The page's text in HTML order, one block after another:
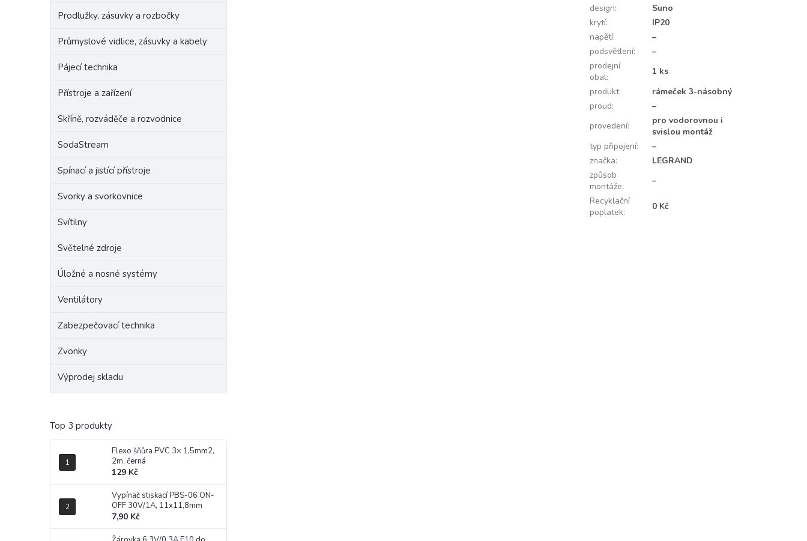
Prodlužky, zásuvky a rozbočky
Průmyslové vidlice, zásuvky a kabely
Pájecí technika
Přístroje a zařízení
Skříně, rozváděče a rozvodnice
SodaStream
Spínací a jistící přístroje
Svorky a svorkovnice
Svítilny
Světelné zdroje
Úložné a nosné systémy
Ventilátory
Zabezpečovací technika
Zvonky
Výprodej skladu
Top 3 produkty
Flexo šňůra PVC 3× 1,5mm2,
2m, černá
129 Kč
Vypínač stiskací PBS-06 ON-
OFF 30V/1A, 11x11,8mm
7,90 Kč
design:
Suno
krytí:
IP20
napětí:
–
podsvětlení:
–
prodejní
obal:
1 ks
produkt:
rámeček 3-násobný
proud:
–
provedení:
pro vodorovnou i
svislou montáž
typ připojení:
–
značka:
LEGRAND
způsob
montáže:
–
Recyklační
poplatek:
0 Kč